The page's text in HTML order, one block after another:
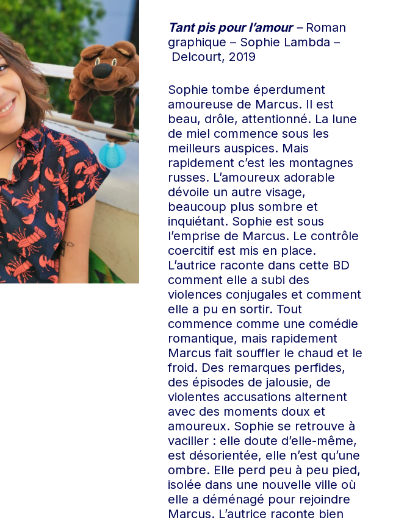
Tant pis pour l’amour– Roman
graphique – Sophie Lambda –
Delcourt, 2019
Sophie tombe éperdument
amoureuse de Marcus. Il est
beau, drôle, attentionné. La lune
de miel commence sous les
meilleurs auspices. Mais
rapidement c’est les montagnes
russes. L’amoureux adorable
dévoile un autre visage,
beaucoup plus sombre et
inquiétant. Sophie est sous
l’emprise de Marcus. Le contrôle
coercitif est mis en place.
L’autrice raconte dans cette BD
comment elle a subi des
violences conjugales et comment
elle a pu en sortir. Tout
commence comme une comédie
romantique, mais rapidement
Marcus fait souffler le chaud et le
froid. Des remarques perfides,
des épisodes de jalousie, de
violentes accusations alternent
avec des moments doux et
amoureux. Sophie se retrouve à
vaciller : elle doute d’elle-même,
est désorientée, elle n’est qu’une
ombre. Elle perd peu à peu pied,
isolée dans une nouvelle ville où
elle a déménagé pour rejoindre
Marcus. L’autrice raconte bien